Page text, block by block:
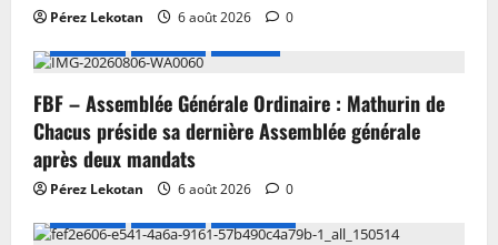
Pérez Lekotan 6 août 2026
0
FBF – Assemblée Générale Ordinaire : Mathurin de
Chacus préside sa dernière Assemblée générale
après deux mandats
Pérez Lekotan 6 août 2026
0